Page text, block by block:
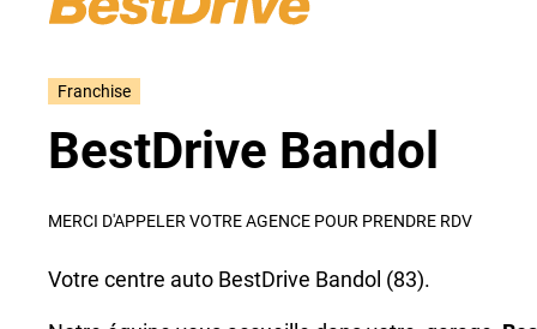
Franchise
BestDrive Bandol
MERCI D'APPELER VOTRE AGENCE POUR PRENDRE RDV
Votre centre auto BestDrive Bandol (83).